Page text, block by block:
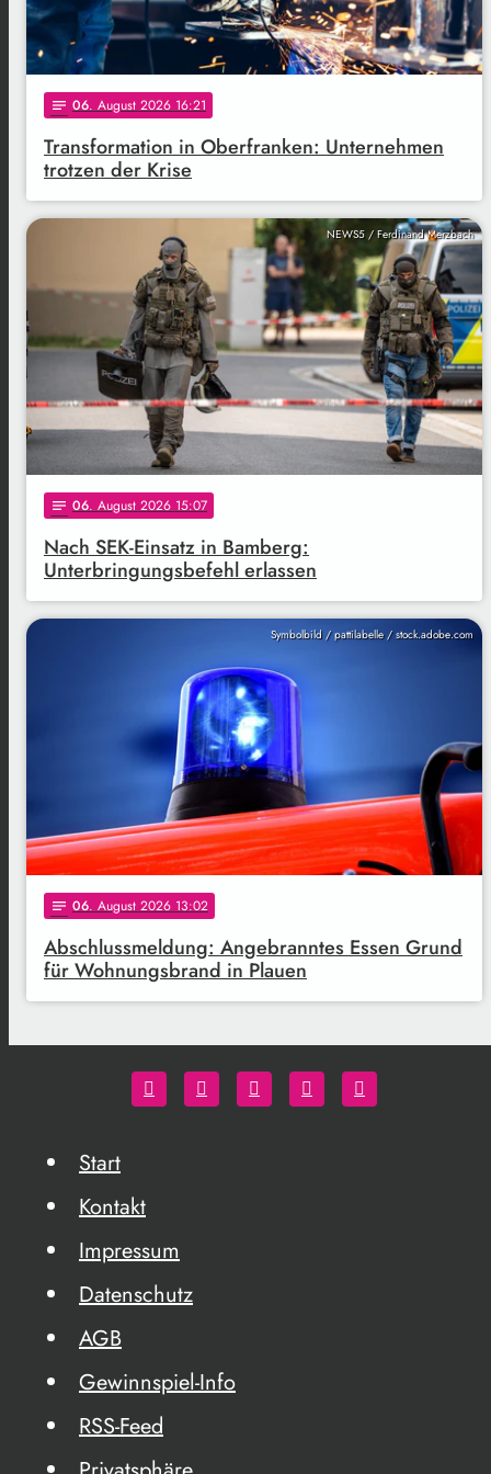
notes 06. August 2026 16:21
Transformation in Oberfranken: Unternehmen
trotzen der Krise
NEWS5 / Ferdinand Merzbach
notes 06. August 2026 15:07
Nach SEK-Einsatz in Bamberg:
Unterbringungsbefehl erlassen
Symbolbild / pattilabelle / stock.adobe.com
notes 06. August 2026 13:02
Abschlussmeldung: Angebranntes Essen Grund
für Wohnungsbrand in Plauen
Start
Kontakt
Impressum
Datenschutz
AGB
Gewinnspiel-Info
RSS-Feed